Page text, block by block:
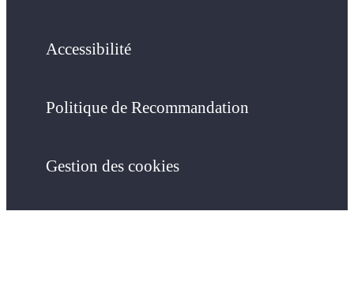
Accessibilité
Politique de Recommandation
Gestion des cookies